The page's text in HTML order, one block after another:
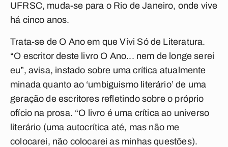
UFRSC, muda-se para o Rio de Janeiro, onde vive
há cinco anos.
Trata-se de O Ano em que Vivi Só de Literatura.
“O escritor deste livro O Ano... nem de longe serei
eu”, avisa, instado sobre uma crítica atualmente
minada quanto ao ‘umbiguismo literário’ de uma
geração de escritores refletindo sobre o próprio
ofício na prosa. “O livro é uma crítica ao universo
literário (uma autocrítica até, mas não me
colocarei, não colocarei as minhas questões).